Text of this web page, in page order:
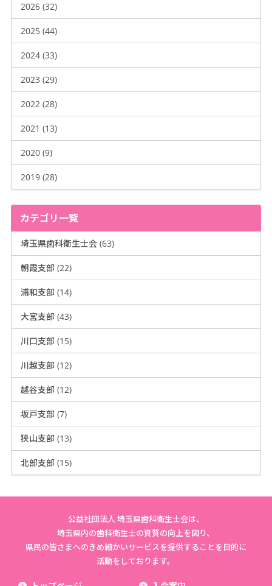
2026 (32)
2025 (44)
2024 (33)
2023 (29)
2022 (28)
2021 (13)
2020 (9)
2019 (28)
カテゴリ一覧
埼玉県歯科衛生士会 (63)
朝霞支部 (22)
浦和支部 (14)
大宮支部 (43)
川口支部 (15)
川越支部 (12)
越谷支部 (12)
坂戸支部 (7)
狭山支部 (13)
北部支部 (15)
公益社団法人 埼玉県歯科衛生士会は、
埼玉県内の歯科衛生士の資質の向上を図り、
県民の皆さまへのきめ細かいサービスを提供することを目的に
活動をしております。